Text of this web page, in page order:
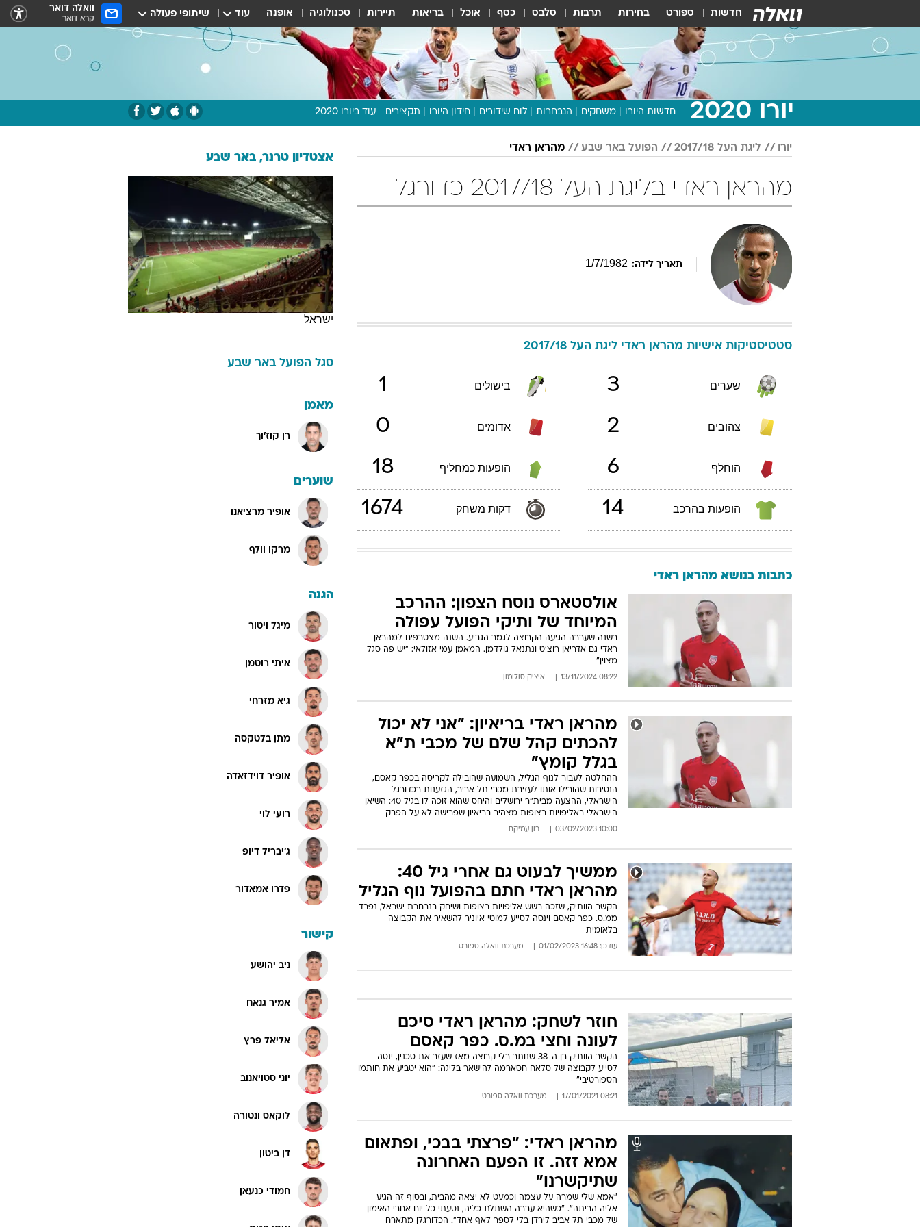
חדשות ספורט בחירות תרבות סלבס כסף אוכל בריאות תיירות טכנולוגיה אופנה עוד שיתופי פעולה וואלה דואר
קרא דואר
יורו 2020 חדשות היורו משחקים הנבחרות לוח שידורים חידון היורו תקצירים עוד ביורו 2020
תכנית היורו
דעות ופרשנויות
וואלה! ספורט
יורו ליגת העל 2017/18 הפועל באר שבע מהראן ראדי
מהראן ראדי בליגת העל 2017/18 כדורגל
תאריך לידה: 1/7/1982
סטטיסטיקות אישיות מהראן ראדי ליגת העל 2017/18
שערים 3 בישולים 1
צהובים 2 אדומים 0
הוחלף 6 הופעות כמחליף 18
הופעות בהרכב 14 דקות משחק 1674
כתבות בנושא מהראן ראדי
אולסטארס נוסח הצפון: ההרכב
המיוחד של ותיקי הפועל עפולה
בשנה שעברה הגיעה הקבוצה לגמר הגביע. השנה מצטרפים למהראן
ראדי גם אדריאן רוצ'ט ונתנאל גולדמן. המאמן עמי אזולאי: "יש פה סגל
מצוין"
08:22 13/11/2024 איציק סולומון
מהראן ראדי בריאיון: "אני לא יכול
להכתים קהל שלם של מכבי ת"א
בגלל קומץ"
ההחלטה לעבור לנוף הגליל, השמועה שהובילה לקריסה בכפר קאסם,
הנסיבות שהובילו אותו לעזיבת מכבי תל אביב, הגזענות בכדורגל
הישראלי, ההצעה מבית"ר ירושלים והיחס שהוא זוכה לו בגיל 40: השיאן
הישראלי באליפויות רצופות מצהיר בריאיון שפרישה לא על הפרק
10:00 03/02/2023 רון עמיקם
ממשיך לבעוט גם אחרי גיל 40:
מהראן ראדי חתם בהפועל נוף הגליל
הקשר הוותיק, שזכה בשש אליפויות רצופות ושיחק בנבחרת ישראל, נפרד
ממ.ס. כפר קאסם וינסה לסייע למוטי איוניר להשאיר את הקבוצה
בלאומית
עודכן: 16:48 01/02/2023 מערכת וואלה ספורט
חוזר לשחק: מהראן ראדי סיכם
לעונה וחצי במ.ס. כפר קאסם
הקשר הוותיק בן ה-38 שנותר בלי קבוצה מאז שעזב את סכנין, ינסה
לסייע לקבוצה של סלאח חסארמה להישאר בליגה: "הוא יטביע את חותמו
הספורטיבי"
08:21 17/01/2021 מערכת וואלה ספורט
מהראן ראדי: "פרצתי בבכי, ופתאום
אמא זזה. זו הפעם האחרונה
שתיקשרנו"
"אמא שלי שמרה על עצמה וכמעט לא יצאה מהבית, ובסוף זה הגיע
אליה הביתה". "כשהיא עברה השתלת כליה, נסעתי כל יום אחרי האימון
של מכבי תל אביב לירדן בלי לספר לאף אחד". הכדורגלן מתארח
אצטדיון טרנר, באר שבע
ישראל
סגל הפועל באר שבע
מאמן
רן קוז'וך
שוערים
אופיר מרציאנו
מרקו וולף
הגנה
מיגל ויטור
איתי רוטמן
גיא מזרחי
מתן בלטקסה
אופיר דוידזאדה
רועי לוי
ג'יבריל דיופ
פדרו אמאדור
קישור
ניב יהושע
אמיר גנאח
אליאל פרץ
יוני סטויאנוב
לוקאס ונטורה
דן ביטון
חמודי כנעאן